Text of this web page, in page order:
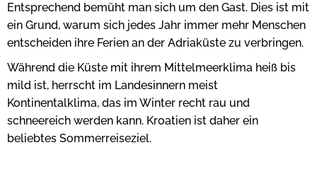
Entsprechend bemüht man sich um den Gast. Dies ist mit
ein Grund, warum sich jedes Jahr immer mehr Menschen
entscheiden ihre Ferien an der Adriaküste zu verbringen.
Während die Küste mit ihrem Mittelmeerklima heiß bis
mild ist, herrscht im Landesinnern meist
Kontinentalklima, das im Winter recht rau und
schneereich werden kann. Kroatien ist daher ein
beliebtes Sommerreiseziel.